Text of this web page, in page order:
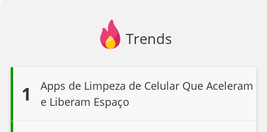
Trends
1
Apps de Limpeza de Celular Que Aceleram
e Liberam Espaço